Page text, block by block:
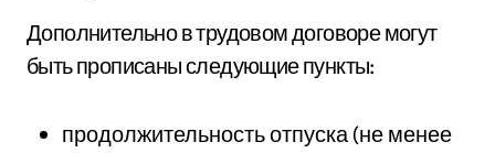
Дополнительно в трудовом договоре могут
быть прописаны следующие пункты:
продолжительность отпуска (не менее